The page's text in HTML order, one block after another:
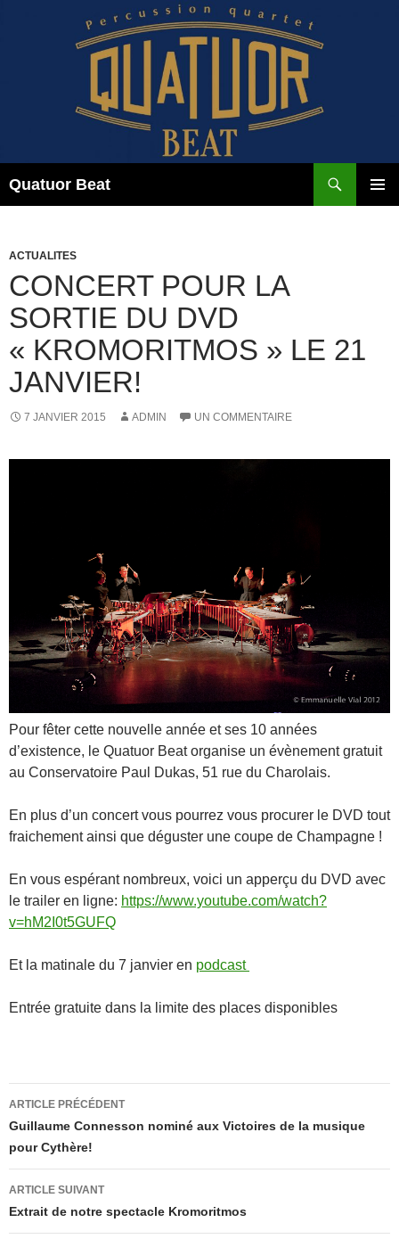
Quatuor Beat
ACTUALITES
CONCERT POUR LA
SORTIE DU DVD
« KROMORITMOS » LE 21
JANVIER!
7 JANVIER 2015 ADMIN UN COMMENTAIRE
Pour fêter cette nouvelle année et ses 10 années
d’existence, le Quatuor Beat organise un évènement gratuit
au Conservatoire Paul Dukas, 51 rue du Charolais.
En plus d’un concert vous pourrez vous procurer le DVD tout
fraichement ainsi que déguster une coupe de Champagne !
En vous espérant nombreux, voici un apperçu du DVD avec
le trailer en ligne: https://www.youtube.com/watch?
v=hM2I0t5GUFQ
Et la matinale du 7 janvier en podcast
Entrée gratuite dans la limite des places disponibles
Navigation
des
articles
ARTICLE PRÉCÉDENT
Guillaume Connesson nominé aux Victoires de la musique
pour Cythère!
ARTICLE SUIVANT
Extrait de notre spectacle Kromoritmos